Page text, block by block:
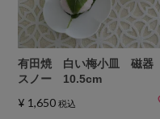
有田焼 白い梅小皿 磁器
スノー 10.5cm
¥ 1,650 税込